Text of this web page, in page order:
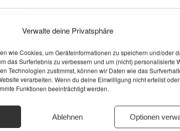
Verwalte deine Privatsphäre
wie Cookies, um Geräteinformationen zu speichern und/oder
das Surferlebnis zu verbessern und um (nicht) personalisierte
Technologien zustimmst, können wir Daten wie das
verarbeiten. Wenn du deine Einwilligung nicht erteilst oder
Funktionen beeinträchtigt werden.
Ablehnen Optionen
890 / 8080
DATEN / BESCHREIBUNG
2 x 90 Watt (20 – 20.000 Hz)
/
5 Hz – 45.000 Hz (IHF) / 0,2 %